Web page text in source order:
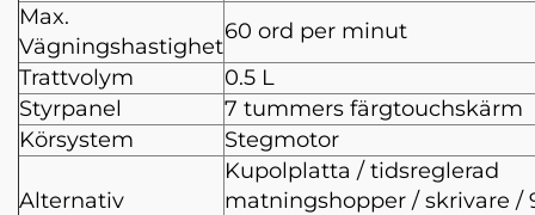
Max.
Vägningshastighet
60 ord per minut
Trattvolym
0.5 L
Styrpanel
7 tummers färgtouchskärm
Körsystem
Stegmotor
Alternativ
Kupolplatta / tidsreglerad
matningshopper / skrivare /